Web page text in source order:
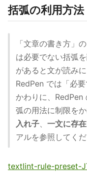
括弧の利用方法
「文章の書き方」
は必要でない括弧
があると文が読み
RedPen では「必
かわりに、RedPen
弧の用法に制限を
入れ子、 一文に存
アルを参照してくだ
textlint-rule-preset-